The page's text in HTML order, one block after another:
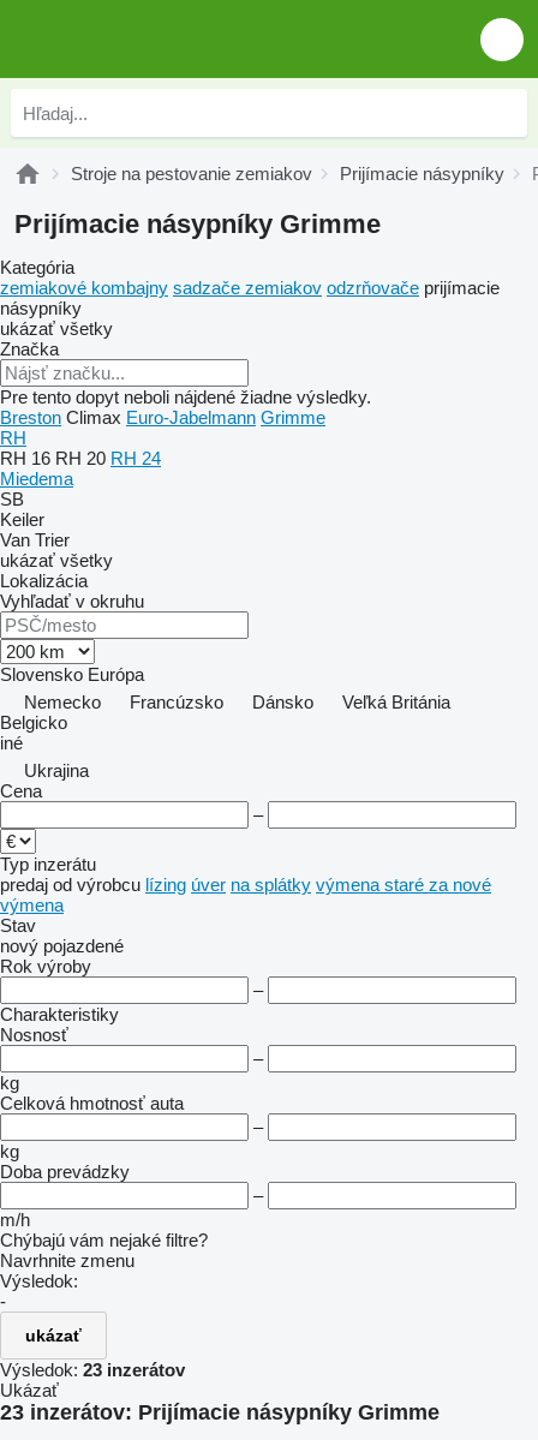
Stroje na pestovanie zemiakov Prijímacie násypníky
Prijímacie násypníky Grimme
Kategória
zemiakové kombajny sadzače zemiakov odzrňovače prijímacie
násypníky
ukázať všetky
Značka
Pre tento dopyt neboli nájdené žiadne výsledky.
Breston Climax Euro-Jabelmann Grimme
RH
RH 16 RH 20 RH 24
Miedema
SB
Keiler
Van Trier
ukázať všetky
Lokalizácia
Vyhľadať v okruhu
Slovensko Európa
Nemecko
Francúzsko Dánsko
Veľká Británia
Belgicko
iné
Ukrajina
Cena
–
Typ inzerátu
predaj od výrobcu lízing úver na splátky výmena staré za nové
výmena
Stav
nový pojazdené
Rok výroby
–
Charakteristiky
Nosnosť
–
kg
Celková hmotnosť auta
–
kg
Doba prevádzky
–
m/h
Chýbajú vám nejaké filtre?
Navrhnite zmenu
Výsledok:
-
ukázať
Výsledok: 23 inzerátov
Ukázať
23 inzerátov: Prijímacie násypníky Grimme